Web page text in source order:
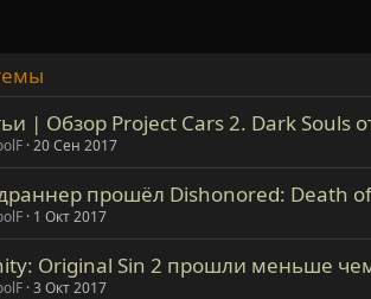
| Обзор Project Cars 2. Dark Souls
20 Сен 2017
прошёл Dishonored: Death
1 Окт 2017
Original Sin 2 прошли меньше
3 Окт 2017